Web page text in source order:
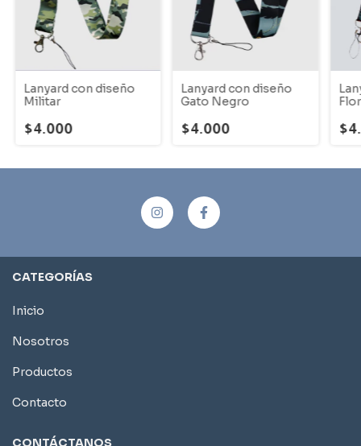
Lanyard con diseño
Militar
$4.000
Lanyard con diseño
Gato Negro
$4.000
CATEGORÍAS
Inicio
Nosotros
Productos
Contacto
CONTÁCTANOS